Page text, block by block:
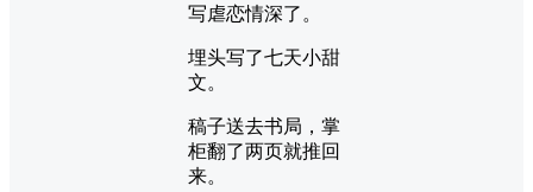
写虐恋情深了。
埋头写了七天小甜
文。
稿子送去书局，掌
柜翻了两页就推回
来。